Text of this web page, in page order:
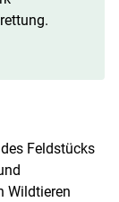
Feldstücks
Wildtieren